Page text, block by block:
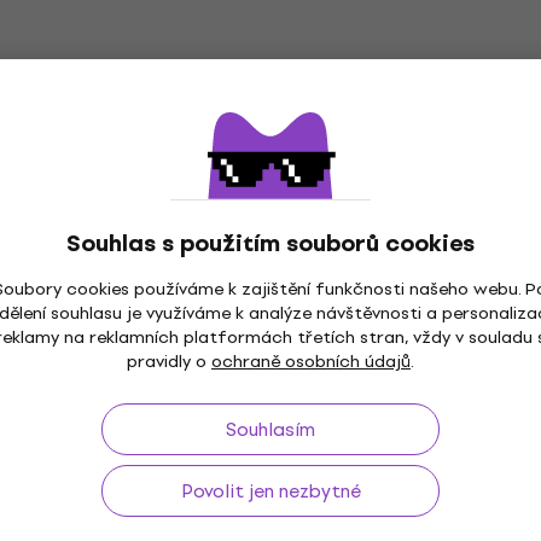
Souhlas s použitím souborů cookies
cookies používáme k zajištění funkčnosti našeho webu.
souhlasu je využíváme k analýze návštěvnosti a
na reklamních platformách třetích stran, vždy v souladu
pravidly o ochraně osobních údajů.
Souhlasím
Povolit jen nezbytné
30 dnů Doprava zdarmaod 2 500 Kč
Užitečné